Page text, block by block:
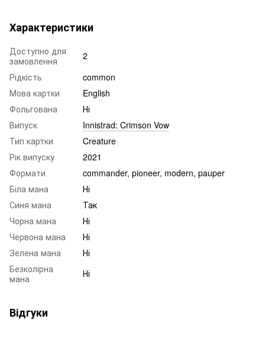
Характеристики
Доступно для
замовлення
2
Рідкість
common
Мова картки
English
Фольгована
Ні
Випуск
Innistrad: Crimson Vow
Тип картки
Creature
Рік випуску
2021
Формати
commander, pioneer, modern, pauper
Біла мана
Ні
Синя мана
Так
Чорна мана
Ні
Червона мана
Ні
Зелена мана
Ні
Безколірна
мана
Ні
Відгуки